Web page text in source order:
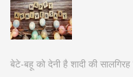
बेटे-बहू को देनी है शादी की